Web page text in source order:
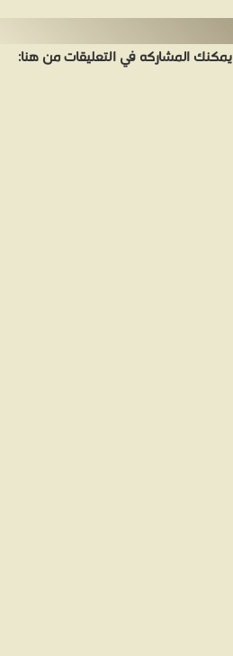
المشاركه في التعليقات من هنا: